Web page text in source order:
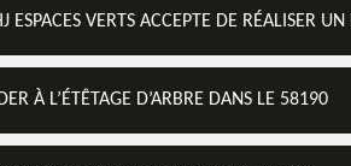
ESPACES VERTS ACCEPTE DE RÉALISER UN
À L’ÉTÊTAGE D’ARBRE DANS LE 58190